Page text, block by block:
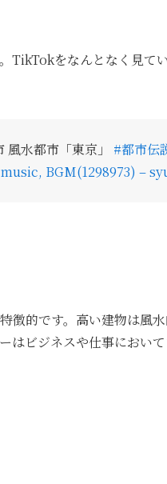
TikTokをなんとなく見て
風水都市「東京」 #都市伝
BGM(1298973) –
徴的です。高い建物は風
はビジネスや仕事におい